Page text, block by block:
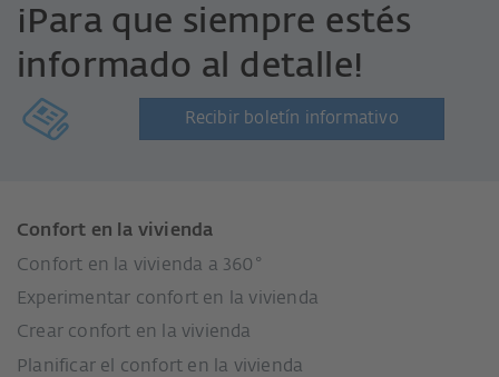
¡Para que siempre estés
informado al detalle!
Recibir boletín informativo
Confort en la vivienda
Confort en la vivienda a 360°
Experimentar confort en la vivienda
Crear confort en la vivienda
Planificar el confort en la vivienda